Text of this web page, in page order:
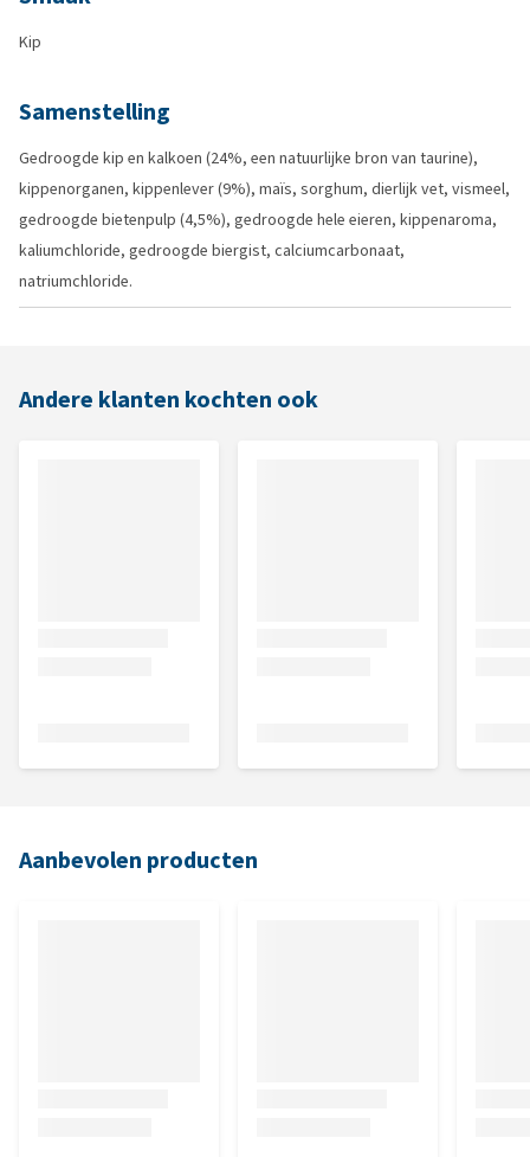
Kip
Samenstelling
Gedroogde kip en kalkoen (24%, een natuurlijke bron van taurine),
kippenorganen, kippenlever (9%), maïs, sorghum, dierlijk vet, vismeel,
gedroogde bietenpulp (4,5%), gedroogde hele eieren, kippenaroma,
kaliumchloride, gedroogde biergist, calciumcarbonaat,
natriumchloride.
Andere klanten kochten ook
Aanbevolen producten